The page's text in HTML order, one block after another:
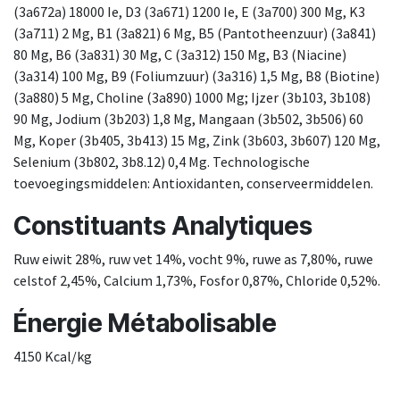
(3a672a) 18000 Ie, D3 (3a671) 1200 Ie, E (3a700) 300 Mg, K3
(3a711) 2 Mg, B1 (3a821) 6 Mg, B5 (Pantotheenzuur) (3a841)
80 Mg, B6 (3a831) 30 Mg, C (3a312) 150 Mg, B3 (Niacine)
(3a314) 100 Mg, B9 (Foliumzuur) (3a316) 1,5 Mg, B8 (Biotine)
(3a880) 5 Mg, Choline (3a890) 1000 Mg; Ijzer (3b103, 3b108)
90 Mg, Jodium (3b203) 1,8 Mg, Mangaan (3b502, 3b506) 60
Mg, Koper (3b405, 3b413) 15 Mg, Zink (3b603, 3b607) 120 Mg,
Selenium (3b802, 3b8.12) 0,4 Mg. Technologische
toevoegingsmiddelen: Antioxidanten, conserveermiddelen.
Constituants Analytiques
Ruw eiwit 28%, ruw vet 14%, vocht 9%, ruwe as 7,80%, ruwe
celstof 2,45%, Calcium 1,73%, Fosfor 0,87%, Chloride 0,52%.
Énergie Métabolisable
4150 Kcal/kg